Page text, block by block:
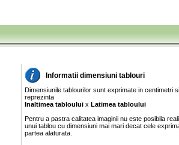
Informatii dimensiuni tablouri
Dimensiunile tablourilor sunt exprimate in centimetri si
reprezinta
Inaltimea tabloului x Latimea tabloului
Pentru a pastra calitatea imaginii nu este posibila
unui tablou cu dimensiuni mai mari decat cele
partea alaturata.